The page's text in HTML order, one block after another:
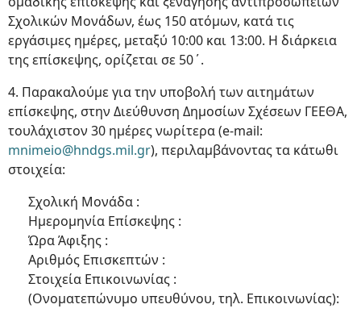
Σχολικών Μονάδων, έως 150 ατόμων, κατά τις
εργάσιμες ημέρες, μεταξύ 10:00 και 13:00. Η διάρκεια
της επίσκεψης, ορίζεται σε 50΄.
4. Παρακαλούμε για την υποβολή των αιτημάτων
επίσκεψης, στην Διεύθυνση Δημοσίων Σχέσεων ΓΕΕΘΑ,
τουλάχιστον 30 ημέρες νωρίτερα (e-mail:
mnimeio@hndgs.mil.gr), περιλαμβάνοντας τα κάτωθι
στοιχεία:
Σχολική Μονάδα :
Ημερομηνία Επίσκεψης :
Ώρα Άφιξης :
Αριθμός Επισκεπτών :
Στοιχεία Επικοινωνίας :
(Ονοματεπώνυμο υπευθύνου, τηλ. Επικοινωνίας):